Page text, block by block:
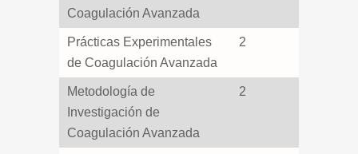
Coagulación Avanzada
Prácticas Experimentales
de Coagulación Avanzada
2
Metodología de
Investigación de
Coagulación Avanzada
2